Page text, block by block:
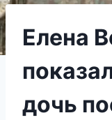
Елена
дочь